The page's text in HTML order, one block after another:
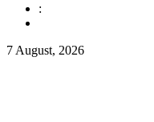
:
7 August, 2026